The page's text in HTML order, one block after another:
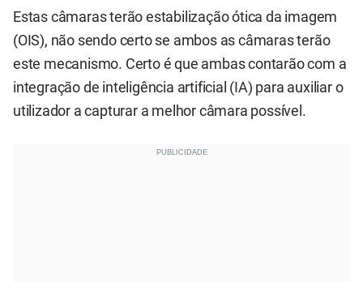
Estas câmaras terão estabilização ótica da imagem
(OIS), não sendo certo se ambos as câmaras terão
este mecanismo. Certo é que ambas contarão com a
integração de inteligência artificial (IA) para auxiliar o
utilizador a capturar a melhor câmara possível.